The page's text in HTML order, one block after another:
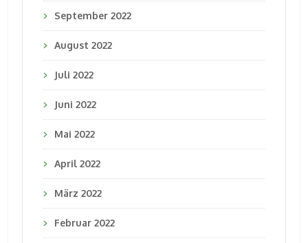
September 2022
August 2022
Juli 2022
Juni 2022
Mai 2022
April 2022
März 2022
Februar 2022